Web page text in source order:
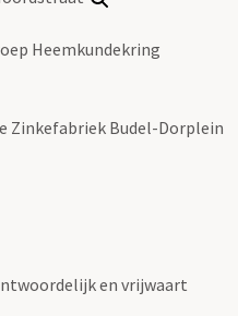
Heemkundekring
Zinkefabriek Budel-Dorplein
en vrijwaart